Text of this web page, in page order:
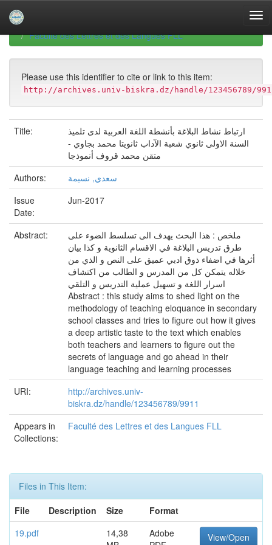
navigationUniversity of Biskra Repository
Faculté des Lettres et des Langues FLL
Please use this identifier to cite or link to this item:
http://archives.univ-biskra.dz/handle/123456789/
Title:
ارتباط نشاط البلاغة بأنشطة اللغة العربية لدى تلميذ
السنة الاولى ثانوي شعبة الآداب ثانويتا محمد بجاوي -
متقن محمد قروف أنموذجا
Authors:
سعدي, نسيمة
Issue
Date:
Jun-2017
Abstract:
ملخص : هذا البحث يهدف الى تسلسط الضوء على
طرق تدريس البلاغة في الاقسام الثانوية و كذا بيان
أثرها في اضفاء ذوق ادبي عميق على النص و الذي من
خلاله يتمكن كل من المدرس و الطالب من اكتشاف
اسرار اللغة و تسهيل عملية التدريس و التلقي
Abstract : this study aims to shed light on the
methodology of teaching eloquance in secondary
school classes and tries to figure out how it gives
a deep artistic taste to the text which enables
both teachers and learners to figure out the
secrets of language and go ahead in their
language teaching and learning processes
URI:
http://archives.univ-
biskra.dz/handle/123456789/9911
Appears in
Collections:
Faculté des Lettres et des Langues FLL
Files in This Item:
File
Description Size
Format
19.pdf
14,38
Adobe
View/Open